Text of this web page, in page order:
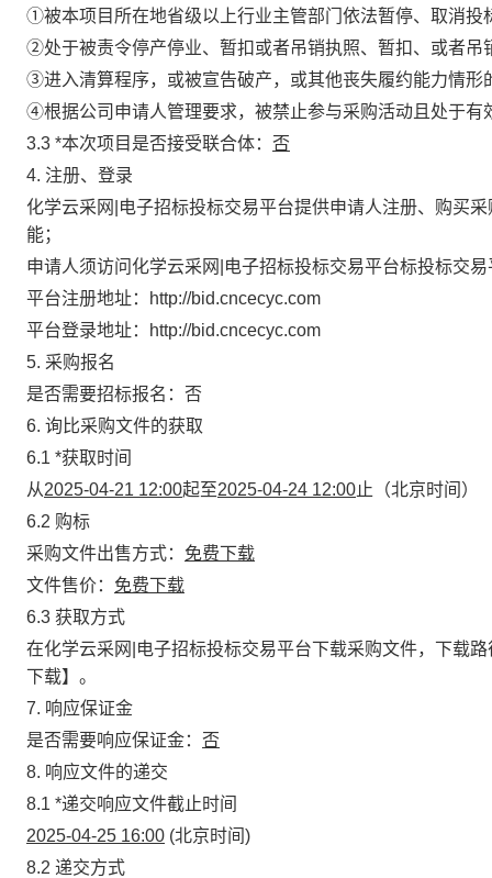
①被本项目所在地省级以上行业主管部门依法暂停、取消投
②处于被责令停产停业、暂扣或者吊销执照、暂扣、或者吊
③进入清算程序，或被宣告破产，或其他丧失履约能力情形
④根据公司申请人管理要求，被禁止参与采购活动且处于有
3.3 *本次项目是否接受联合体： 否
4. 注册、登录
化学云采网|电子招标投标交易平台提供申请人注册、购买
能；
申请人须访问化学云采网|电子招标投标交易平台标投标交
平台注册地址：
http://bid.cncecyc.com
平台登录地址：
http://bid.cncecyc.com
5. 采购报名
是否需要招标报名：否
6. 询比采购文件的获取
6.1 *获取时间
从2025-04-21 12:00起至2025-04-24 12:00止（北京时间）
6.2 购标
采购文件出售方式： 免费下载
文件售价： 免费下载
6.3 获取方式
在化学云采网|电子招标投标交易平台下载采购文件，下载路
下载】。
7. 响应保证金
是否需要响应保证金： 否
8. 响应文件的递交
8.1 *递交响应文件截止时间
2025-04-25 16:00 (北京时间)
8.2 递交方式